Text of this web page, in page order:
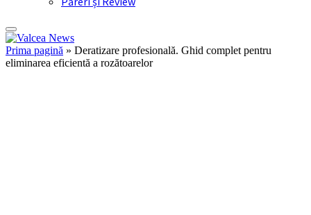
Prima pagină » Deratizare profesională. Ghid complet pentru
eliminarea eficientă a rozătoarelor